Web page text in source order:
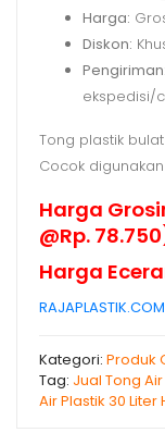
Harga:
Diskon:
Pengiriman:
ekspedisi/
Tong plastik
Cocok
Harga
@Rp.
Harga
RAJAPLASTIK.COM
Kategori: Produk
Tag: Jual Tong
Air Plastik 30